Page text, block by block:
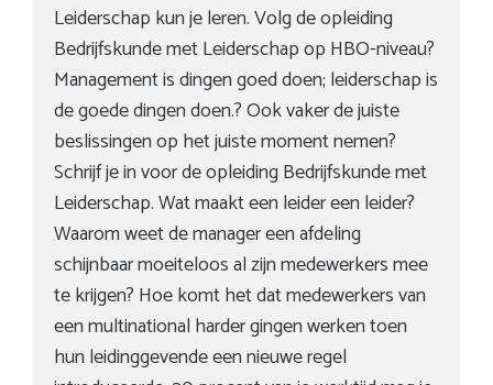
Leiderschap kun je leren. Volg de opleiding
Bedrijfskunde met Leiderschap op HBO-niveau?
Management is dingen goed doen; leiderschap is
de goede dingen doen.? Ook vaker de juiste
beslissingen op het juiste moment nemen?
Schrijf je in voor de opleiding Bedrijfskunde met
Leiderschap. Wat maakt een leider een leider?
Waarom weet de manager een afdeling
schijnbaar moeiteloos al zijn medewerkers mee
te krijgen? Hoe komt het dat medewerkers van
een multinational harder gingen werken toen
hun leidinggevende een nieuwe regel